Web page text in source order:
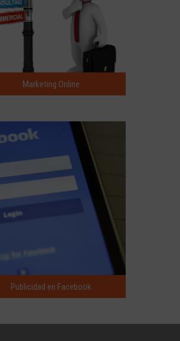
Marketing Online
Publicidad en Facebook